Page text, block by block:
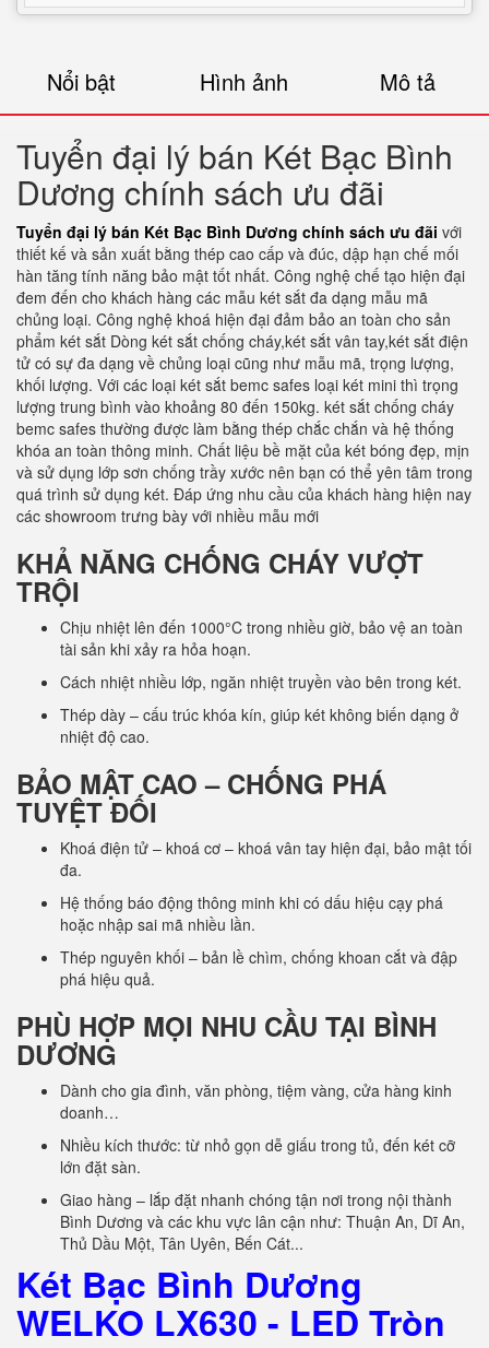
Nổi bật Hình ảnh Mô tả
Tuyển đại lý bán Két Bạc Bình
Dương chính sách ưu đãi
Tuyển đại lý bán Két Bạc Bình Dương chính sách ưu đãi với
thiết kế và sản xuất bằng thép cao cấp và đúc, dập hạn chế mối
hàn tăng tính năng bảo mật tốt nhất. Công nghệ chế tạo hiện đại
đem đến cho khách hàng các mẫu két sắt đa dạng mẫu mã
chủng loại. Công nghệ khoá hiện đại đảm bảo an toàn cho sản
phẩm két sắt Dòng két sắt chống cháy,két sắt vân tay,két sắt điện
tử có sự đa dạng về chủng loại cũng như mẫu mã, trọng lượng,
khối lượng. Với các loại két sắt bemc safes loại két mini thì trọng
lượng trung bình vào khoảng 80 đến 150kg. két sắt chống cháy
bemc safes thường được làm bằng thép chắc chắn và hệ thống
khóa an toàn thông minh. Chất liệu bề mặt của két bóng đẹp, mịn
và sử dụng lớp sơn chống trầy xước nên bạn có thể yên tâm trong
quá trình sử dụng két. Đáp ứng nhu cầu của khách hàng hiện nay
các showroom trưng bày với nhiều mẫu mới
KHẢ NĂNG CHỐNG CHÁY VƯỢT
TRỘI
Chịu nhiệt lên đến 1000°C trong nhiều giờ, bảo vệ an toàn
tài sản khi xảy ra hỏa hoạn.
Cách nhiệt nhiều lớp, ngăn nhiệt truyền vào bên trong két.
Thép dày – cấu trúc khóa kín, giúp két không biến dạng ở
nhiệt độ cao.
BẢO MẬT CAO – CHỐNG PHÁ
TUYỆT ĐỐI
Khoá điện tử – khoá cơ – khoá vân tay hiện đại, bảo mật tối
đa.
Hệ thống báo động thông minh khi có dấu hiệu cạy phá
hoặc nhập sai mã nhiều lần.
Thép nguyên khối – bản lề chìm, chống khoan cắt và đập
phá hiệu quả.
PHÙ HỢP MỌI NHU CẦU TẠI BÌNH
DƯƠNG
Dành cho gia đình, văn phòng, tiệm vàng, cửa hàng kinh
doanh…
Nhiều kích thước: từ nhỏ gọn dễ giấu trong tủ, đến két cỡ
lớn đặt sàn.
Giao hàng – lắp đặt nhanh chóng tận nơi trong nội thành
Bình Dương và các khu vực lân cận như: Thuận An, Dĩ An,
Thủ Dầu Một, Tân Uyên, Bến Cát...
Két Bạc Bình Dương
WELKO LX630 - LED Tròn